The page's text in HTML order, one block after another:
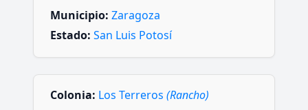
Municipio: Zaragoza
Estado: San Luis Potosí
Colonia: Los Terreros (Rancho)